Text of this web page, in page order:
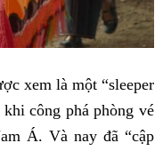
xem là một “sleeper
công phá phòng vé
Á. Và nay đã “cập